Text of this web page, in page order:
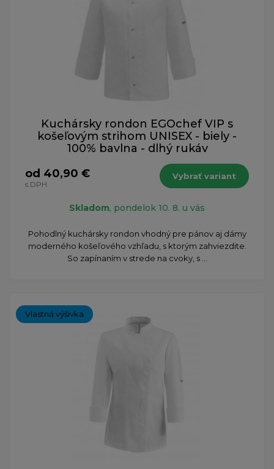
Kuchársky rondon EGOchef VIP s
košeľovým strihom UNISEX - biely -
100% bavlna - dlhý rukáv
od 40,90 €
s DPH
Vybrať variant
Skladom, pondelok 10. 8. u vás
Pohodlný kuchársky rondon vhodný pre pánov aj dámy
moderného košeľového vzhľadu, s ktorým zahviezdite.
So zapínaním v strede na cvoky, s ...
Vlastná výšivka